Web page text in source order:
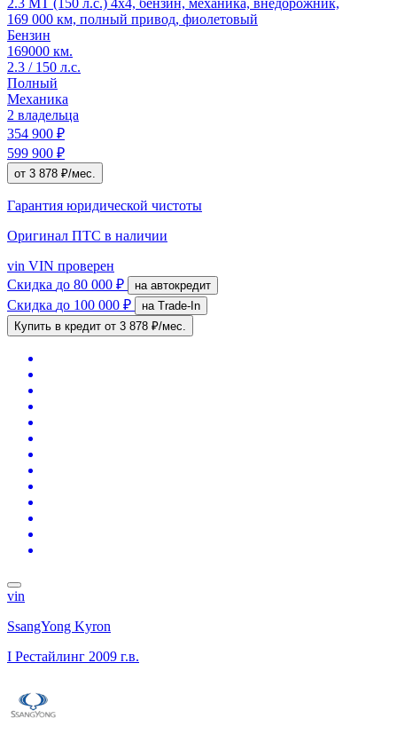
169 000 км, полный привод, фиолетовый
Бензин
169000 км.
2.3 / 150 л.с.
Полный
Механика
2 владельца
354 900 ₽
599 900 ₽
от 3 878 ₽/мес.
Гарантия юридической чистоты
Оригинал ПТС в наличии
vin VIN проверен
Скидка до 80 000 ₽ на автокредит
Скидка до 100 000 ₽
на Trade-In
Купить в кредит от 3 878 ₽/мес.
vin
SsangYong Kyron
I Рестайлинг 2009 г.в.